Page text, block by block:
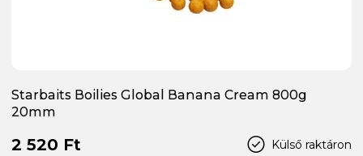
Starbaits Boilies Global Banana Cream 800g
20mm
Külső raktáron
2 520 Ft